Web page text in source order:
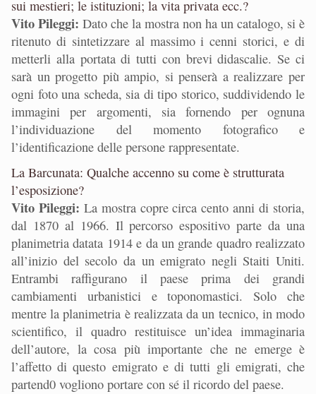
sui mestieri; le istituzioni; la vita privata ecc.?
Vito Pileggi: Dato che la mostra non ha un catalogo, si è
ritenuto di sintetizzare al massimo i cenni storici, e di
metterli alla portata di tutti con brevi didascalie. Se ci
sarà un progetto più ampio, si penserà a realizzare per
ogni foto una scheda, sia di tipo storico, suddividendo le
immagini per argomenti, sia fornendo per ognuna
l’individuazione del momento fotografico e
l’identificazione delle persone rappresentate.
La Barcunata: Qualche accenno su come è strutturata
l’esposizione?
Vito Pileggi: La mostra copre circa cento anni di storia,
dal 1870 al 1966. Il percorso espositivo parte da una
planimetria datata 1914 e da un grande quadro realizzato
all’inizio del secolo da un emigrato negli Staiti Uniti.
Entrambi raffigurano il paese prima dei grandi
cambiamenti urbanistici e toponomastici. Solo che
mentre la planimetria è realizzata da un tecnico, in modo
scientifico, il quadro restituisce un’idea immaginaria
dell’autore, la cosa più importante che ne emerge è
l’affetto di questo emigrato e di tutti gli emigrati, che
partend0 vogliono portare con sé il ricordo del paese.